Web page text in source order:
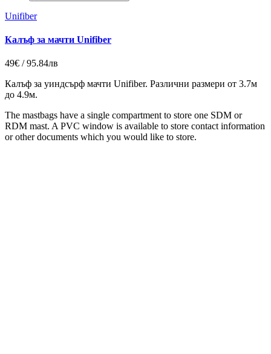
Unifiber
Калъф за мачти Unifiber
49€ / 95.84лв
Калъф за уиндсърф мачти Unifiber. Различни размери от 3.7м
до 4.9м.
The mastbags have a single compartment to store one SDM or
RDM mast. A PVC window is available to store contact information
or other documents which you would like to store.